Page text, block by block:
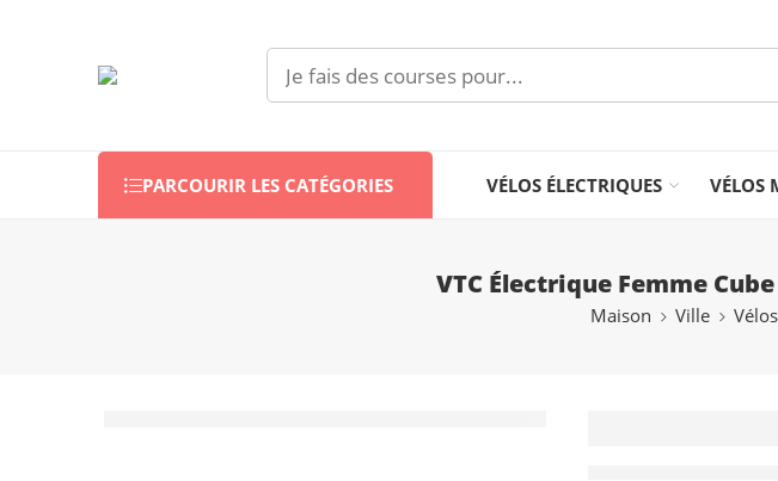
PARCOURIR LES CATÉGORIES VÉLOS ÉLECTRIQUES VÉLOS
VTC Électrique Femme
Maison Ville